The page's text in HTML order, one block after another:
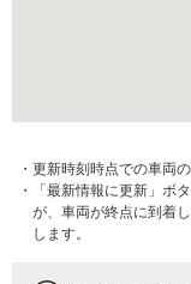
・更新時刻時点での車両
・「最新情報に更新」ボ
が、車両が終点に到着
します。